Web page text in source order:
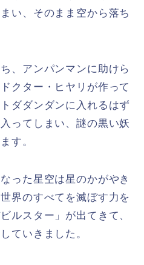
い、そのまま空から落ち
、アンパンマンに助けら
クター・ヒヤリが作って
ダダンダンに入れるはず
ってしまい、謎の黒い妖
す。
った星空は星のかがやき
界のすべてを滅ぼす力を
ルスター」が出てきて、
ていきました。